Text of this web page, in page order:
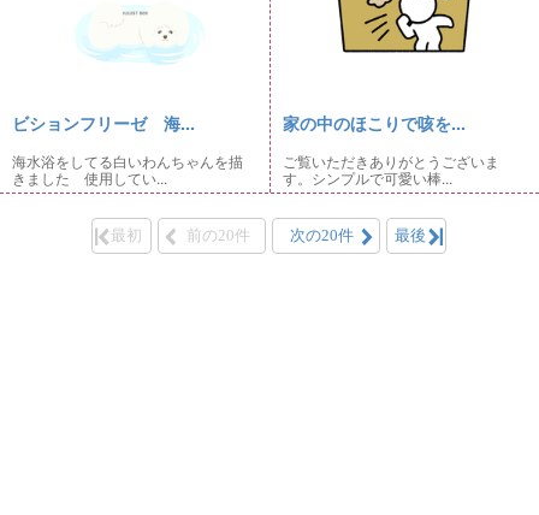
ビションフリーゼ 海...
海水浴をしてる白いわんちゃんを描
きました 使用してい...
家の中のほこりで咳を...
ご覧いただきありがとうございま
す。シンプルで可愛い棒...
最初 前の20件 次の20件 最後